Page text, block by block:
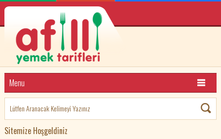
Menu
Sitemize Hoşgeldiniz